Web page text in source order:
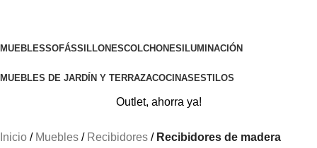
MUEBLESSOFÁSSILLONESCOLCHONES ILUMINACIÓN
MUEBLES DE JARDÍN Y TERRAZACOCINAS ESTILOS
Outlet, ahorra ya!
Inicio Muebles Recibidores
Recibidores de madera